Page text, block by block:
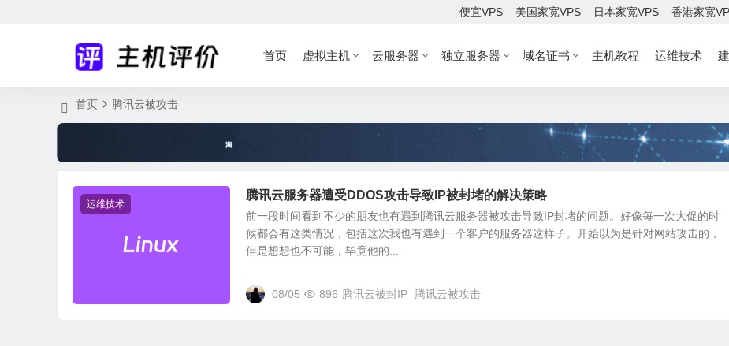
便宜VPS 美国家宽VPS 日本家宽VPS 香港家宽
首页 虚拟主机 云服务器 独立服务器 域名证书 主机教程 运维技术
首页 腾讯云被攻击
运维技术
腾讯云服务器遭受DDOS攻击导致IP被封堵的解决策略
前一段时间看到不少的朋友也有遇到腾讯云服务器被攻击导致IP封堵的问题。好像每一次大促的时
候都会有这类情况，包括这次我也有遇到一个客户的服务器这样子。开始以为是针对网站攻击的，
但是想想也不可能，毕竟他的...
08/05 896 腾讯云被封IP 腾讯云被攻击